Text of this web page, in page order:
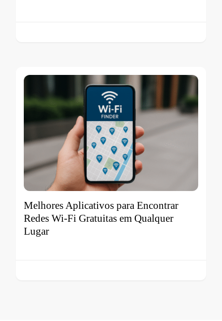
Melhores Aplicativos para Encontrar
Redes Wi-Fi Gratuitas em Qualquer
Lugar